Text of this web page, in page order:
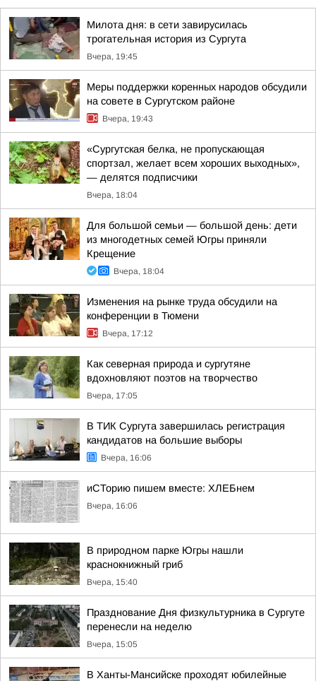
Милота дня: в сети завирусилась
трогательная история из Сургута
Вчера, 19:45
Меры поддержки коренных народов обсудили
на совете в Сургутском районе
Вчера, 19:43
«Сургутская белка, не пропускающая
спортзал, желает всем хороших выходных»,
— делятся подписчики
Вчера, 18:04
Для большой семьи — большой день: дети
из многодетных семей Югры приняли
Крещение
Вчера, 18:04
Изменения на рынке труда обсудили на
конференции в Тюмени
Вчера, 17:12
Как северная природа и сургутяне
вдохновляют поэтов на творчество
Вчера, 17:05
В ТИК Сургута завершилась регистрация
кандидатов на большие выборы
Вчера, 16:06
иСТорию пишем вместе: ХЛЕБнем
Вчера, 16:06
В природном парке Югры нашли
краснокнижный гриб
Вчера, 15:40
Празднование Дня физкультурника в Сургуте
перенесли на неделю
Вчера, 15:05
В Ханты-Мансийске проходят юбилейные